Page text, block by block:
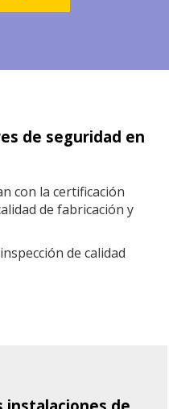
de seguridad en
con la certificación
de fabricación y
de calidad